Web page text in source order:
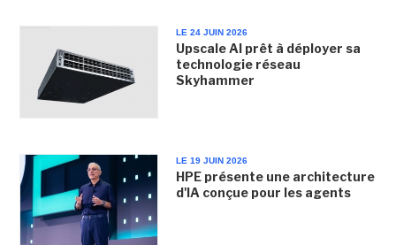
LE 24 JUIN 2026
Upscale AI prêt à déployer sa
technologie réseau
Skyhammer
LE 19 JUIN 2026
HPE présente une architecture
d'IA conçue pour les agents